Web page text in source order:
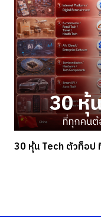
30 หุ้น Tech ตัวท็อป